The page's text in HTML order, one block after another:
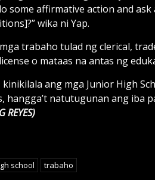
some affirmative action and
wika ni Yap.
trabaho tulad ng clerical,
o mataas na antas ng
ang mga Junior High
hangga’t natutugunan ang iba
REYES)
school trabaho